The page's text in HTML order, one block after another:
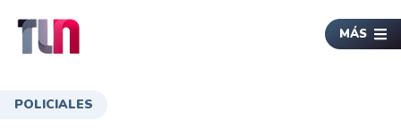
MÁS
POLICIALES